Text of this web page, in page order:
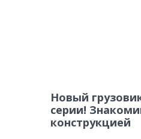
Новый
серии!
конструкцией